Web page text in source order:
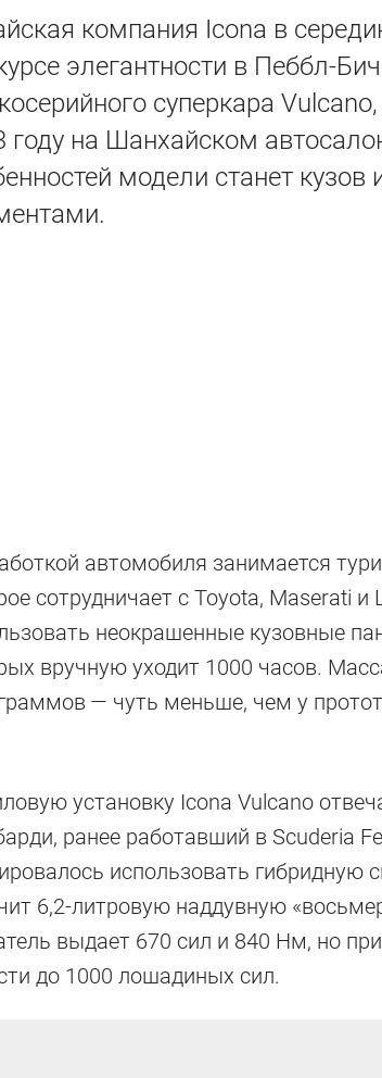
компания Icona в
элегантности в Пеббл-
суперкара
году на Шанхайском
модели станет
автомобиля занимается
сотрудничает с Toyota, Maserati
неокрашенные кузовные
вручную уходит 1000 часов.
— чуть меньше, чем у
установку Icona Vulcano
ранее работавший в Scuderia
использовать гибридную
6,2-литровую наддувную
выдает 670 сил и 840 Нм, но
до 1000 лошадиных сил.